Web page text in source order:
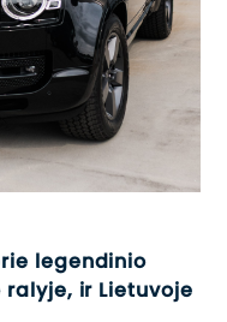
legendinio
ralyje, ir Lietuvoje